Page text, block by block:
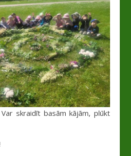
skraidīt basām kājām, plūkt